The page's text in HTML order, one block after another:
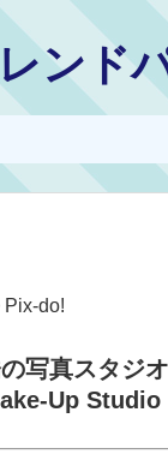
ンド
Pix-do!
写真スタジ
Up Studio